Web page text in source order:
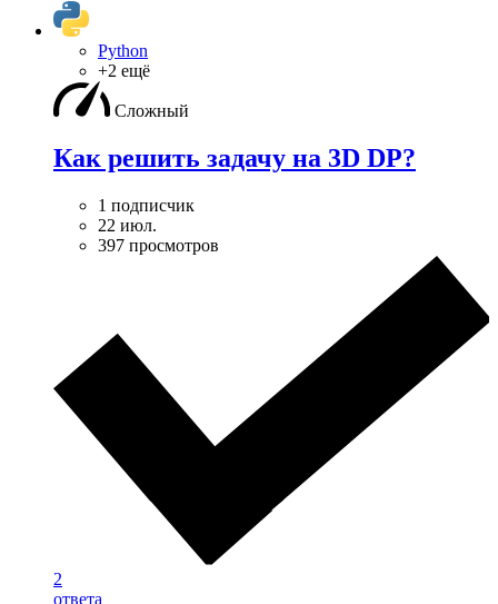
Python
+2 ещё
Сложный
Как решить задачу на 3D DP?
1 подписчик
22 июл.
397 просмотров
2
ответа